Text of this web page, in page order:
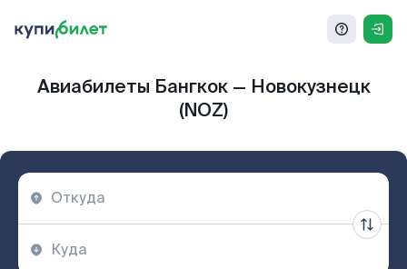
Авиабилеты Бангкок — Новокузнецк
(NOZ)